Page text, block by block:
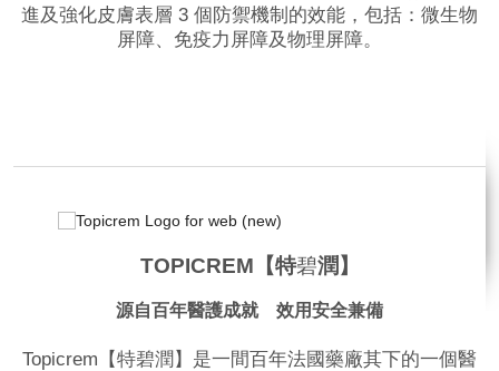
進及強化皮膚表層 3 個防禦機制的效能，包括：微生物
屏障、免疫力屏障及物理屏障。
TOPICREM【特碧潤】
源自百年醫護成就 效用安全兼備
Topicrem【特碧潤】是一間百年法國藥廠其下的一個醫